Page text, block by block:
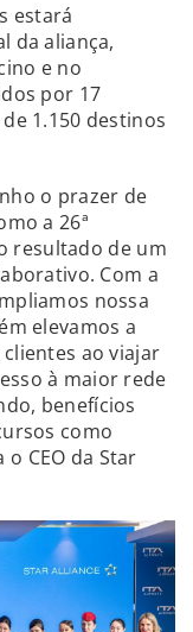
estará
da aliança,
e no
por 17
1.150 destinos
o prazer de
a 26ª
resultado de um
Com a
nossa
elevamos a
ao viajar
à maior rede
benefícios
como
CEO da Star